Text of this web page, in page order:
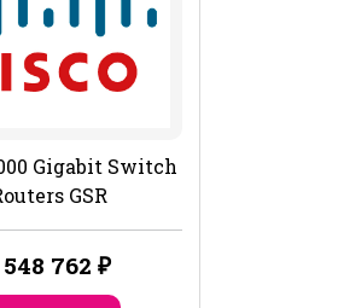
Gigabit Switch
GSR
548 762₽